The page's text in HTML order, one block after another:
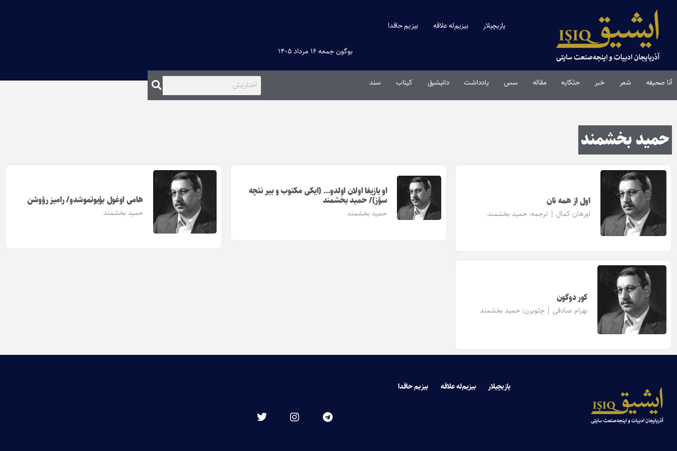
یازیچیلار بیزیم‌له علاقه بیزیم حاقدا
بوگون جمعه ۱۶ مرداد ۱۴۰۵
آنا صحیفه شعر خبر حئکایه مقاله‌ سس یادداشت دانیشیق کیتاب سند
حمید بخشمند
اول از همه نان
اورهان کمال | ترجمه:حمید بخشمند
او یازیغا اولان اولدو… (ایکی مکتوب و بیر نئچه
سؤز)/ حمید بخشمند
حمید بخشمند
هامی اوغول بؤیوتموشدو/ رامیز رؤوشن
حمید بخشمند
کور دوگون
بهرام صادقی | چئویرن: حمید بخشمند
یازیچیلار بیزیم‌له علاقه بیزیم حاقدا